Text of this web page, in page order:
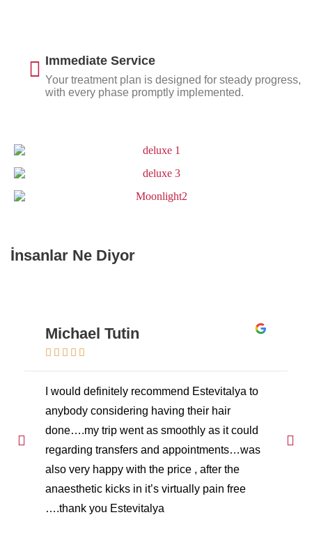
Immediate Service
Your treatment plan is designed for steady progress,
with every phase promptly implemented.
İnsanlar Ne Diyor
Michael Tutin
    
I would definitely recommend Estevitalya to
anybody considering having their hair
done….my trip went as smoothly as it could
regarding transfers and appointments…was
also very happy with the price , after the
anaesthetic kicks in it’s virtually pain free
….thank you Estevitalya